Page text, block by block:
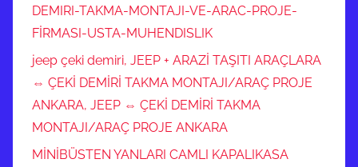
DEMIRI-TAKMA-MONTAJI-VE-ARAC-PROJE-
FİRMASI-USTA-MUHENDISLIK
jeep çeki demiri, JEEP + ARAZİ TAŞITI ARAÇLARA
⇔ ÇEKİ DEMİRİ TAKMA MONTAJI/ARAÇ PROJE
ANKARA, JEEP ⇔ ÇEKİ DEMİRİ TAKMA
MONTAJI/ARAÇ PROJE ANKARA
MİNİBÜSTEN YANLARI CAMLI KAPALIKASA